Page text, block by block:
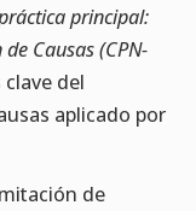
principal:
Causas (CPN-
del
aplicado por
de